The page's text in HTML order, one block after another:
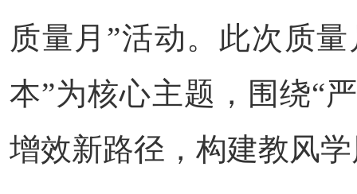
质量月”活动。此次质
本”为核心主题，围绕“
增效新路径，构建教风